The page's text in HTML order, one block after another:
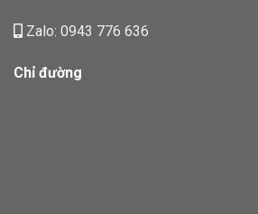
Zalo: 0943 776 636
Chỉ đường